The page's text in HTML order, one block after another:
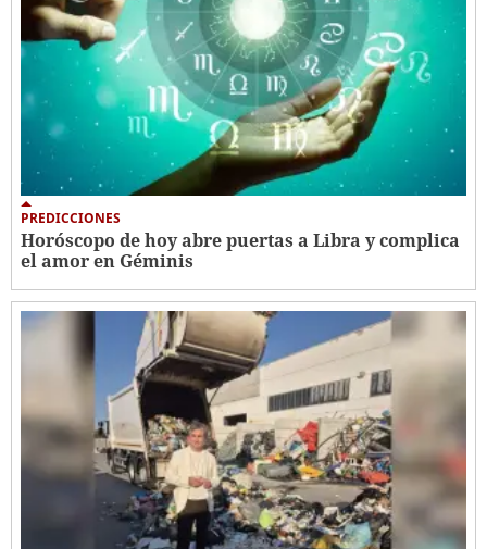
PREDICCIONES
Horóscopo de hoy abre puertas a Libra y complica
el amor en Géminis